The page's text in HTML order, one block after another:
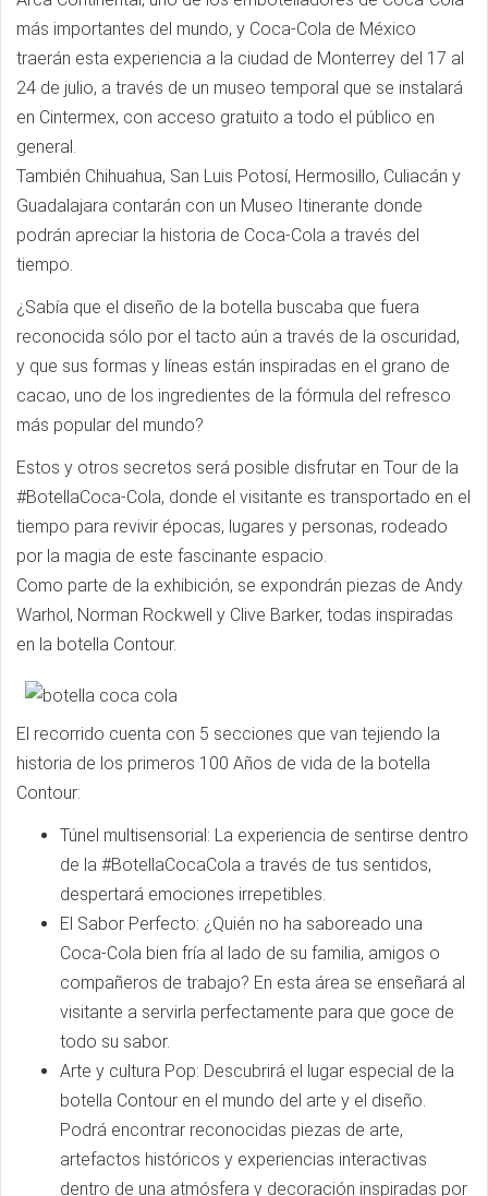
más importantes del mundo, y Coca-Cola de México
traerán esta experiencia a la ciudad de Monterrey del 17 al
24 de julio, a través de un museo temporal que se instalará
en Cintermex, con acceso gratuito a todo el público en
general.
También Chihuahua, San Luis Potosí, Hermosillo, Culiacán y
Guadalajara contarán con un Museo Itinerante donde
podrán apreciar la historia de Coca-Cola a través del
tiempo.
¿Sabía que el diseño de la botella buscaba que fuera
reconocida sólo por el tacto aún a través de la oscuridad,
y que sus formas y líneas están inspiradas en el grano de
cacao, uno de los ingredientes de la fórmula del refresco
más popular del mundo?
Estos y otros secretos será posible disfrutar en Tour de la
#BotellaCoca-Cola, donde el visitante es transportado en el
tiempo para revivir épocas, lugares y personas, rodeado
por la magia de este fascinante espacio.
Como parte de la exhibición, se expondrán piezas de Andy
Warhol, Norman Rockwell y Clive Barker, todas inspiradas
en la botella Contour.
El recorrido cuenta con 5 secciones que van tejiendo la
historia de los primeros 100 Años de vida de la botella
Contour:
Túnel multisensorial: La experiencia de sentirse dentro
de la #BotellaCocaCola a través de tus sentidos,
despertará emociones irrepetibles.
El Sabor Perfecto: ¿Quién no ha saboreado una
Coca-Cola bien fría al lado de su familia, amigos o
compañeros de trabajo? En esta área se enseñará al
visitante a servirla perfectamente para que goce de
todo su sabor.
Arte y cultura Pop: Descubrirá el lugar especial de la
botella Contour en el mundo del arte y el diseño.
Podrá encontrar reconocidas piezas de arte,
artefactos históricos y experiencias interactivas
dentro de una atmósfera y decoración inspiradas por